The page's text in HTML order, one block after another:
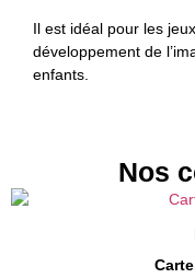
Il est idéal pour les
développement de
enfants.
Nos